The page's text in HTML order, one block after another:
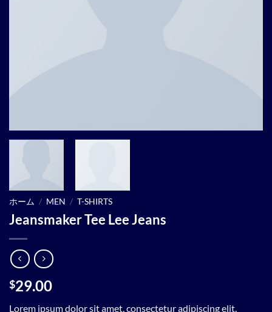
ホーム / MEN / T-SHIRTS
Jeansmaker Tee Lee Jeans
$29.00
Lorem ipsum dolor sit amet, consectetur adipiscing elit.